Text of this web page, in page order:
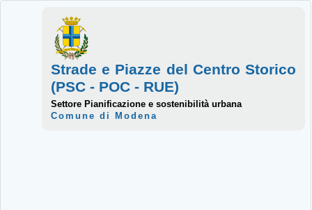
Strade e Piazze del Centro Storico
(PSC - POC - RUE)
Settore Pianificazione e sostenibilità urbana
Comune di Modena